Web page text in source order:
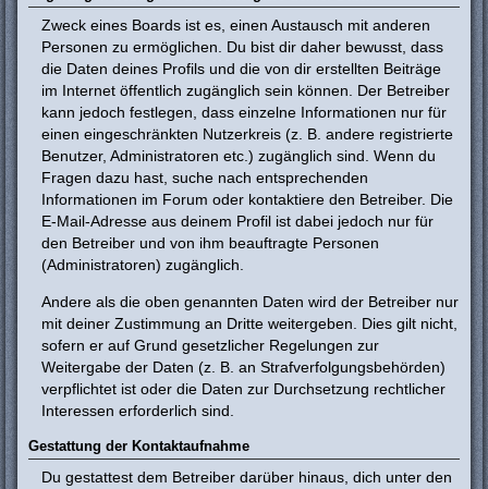
Zweck eines Boards ist es, einen Austausch mit anderen
Personen zu ermöglichen. Du bist dir daher bewusst, dass
die Daten deines Profils und die von dir erstellten Beiträge
im Internet öffentlich zugänglich sein können. Der Betreiber
kann jedoch festlegen, dass einzelne Informationen nur für
einen eingeschränkten Nutzerkreis (z. B. andere registrierte
Benutzer, Administratoren etc.) zugänglich sind. Wenn du
Fragen dazu hast, suche nach entsprechenden
Informationen im Forum oder kontaktiere den Betreiber. Die
E-Mail-Adresse aus deinem Profil ist dabei jedoch nur für
den Betreiber und von ihm beauftragte Personen
(Administratoren) zugänglich.
Andere als die oben genannten Daten wird der Betreiber nur
mit deiner Zustimmung an Dritte weitergeben. Dies gilt nicht,
sofern er auf Grund gesetzlicher Regelungen zur
Weitergabe der Daten (z. B. an Strafverfolgungsbehörden)
verpflichtet ist oder die Daten zur Durchsetzung rechtlicher
Interessen erforderlich sind.
Gestattung der Kontaktaufnahme
Du gestattest dem Betreiber darüber hinaus, dich unter den